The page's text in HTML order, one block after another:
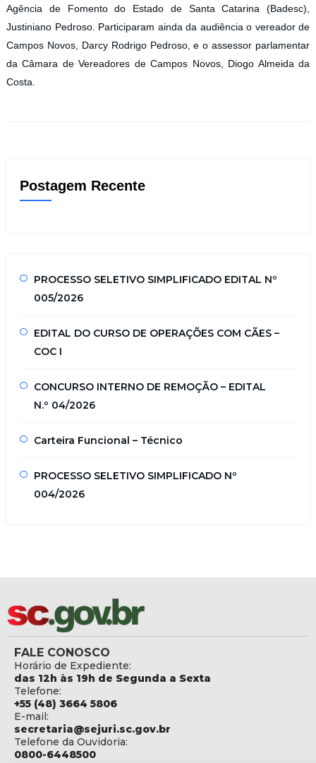
Agência de Fomento do Estado de Santa Catarina (Badesc),
Justiniano Pedroso. Participaram ainda da audiência o vereador de
Campos Novos, Darcy Rodrigo Pedroso, e o assessor parlamentar
da Câmara de Vereadores de Campos Novos, Diogo Almeida da
Costa.
Postagem Recente
PROCESSO SELETIVO SIMPLIFICADO EDITAL Nº
005/2026
EDITAL DO CURSO DE OPERAÇÕES COM CÃES –
COC I
CONCURSO INTERNO DE REMOÇÃO – EDITAL
N.º 04/2026
Carteira Funcional – Técnico
PROCESSO SELETIVO SIMPLIFICADO Nº
004/2026
FALE CONOSCO
Horário de Expediente:
das 12h às 19h de Segunda a Sexta
Telefone:
+55 (48) 3664 5806
E-mail:
secretaria@sejuri.sc.gov.br
Telefone da Ouvidoria:
0800-6448500